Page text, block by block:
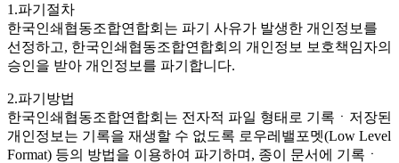
1.파기절차
한국인쇄협동조합연합회는 파기 사유가 발생한 개인정보를
선정하고, 한국인쇄협동조합연합회의 개인정보 보호책임자의
승인을 받아 개인정보를 파기합니다.
2.파기방법
한국인쇄협동조합연합회는 전자적 파일 형태로 기록ㆍ저장된
개인정보는 기록을 재생할 수 없도록 로우레밸포멧(Low Level
Format) 등의 방법을 이용하여 파기하며, 종이 문서에 기록ㆍ